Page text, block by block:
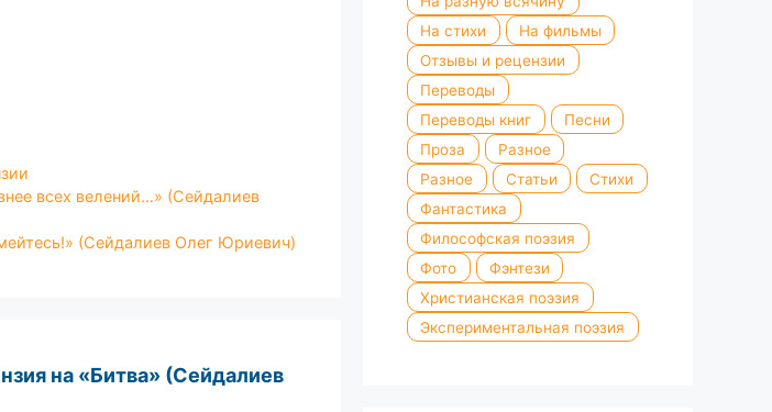
всех велений…» (Сейдалиев
(Сейдалиев Олег Юриевич)
на «Битва» (Сейдалиев
На стихи
На фильмы
Отзывы и рецензии
Переводы
Переводы книг
Песни
Проза
Разное
Разное
Статьи
Стихи
Фантастика
Философская поэзия
Фото
Фэнтези
Христианская поэзия
Экспериментальная поэзия